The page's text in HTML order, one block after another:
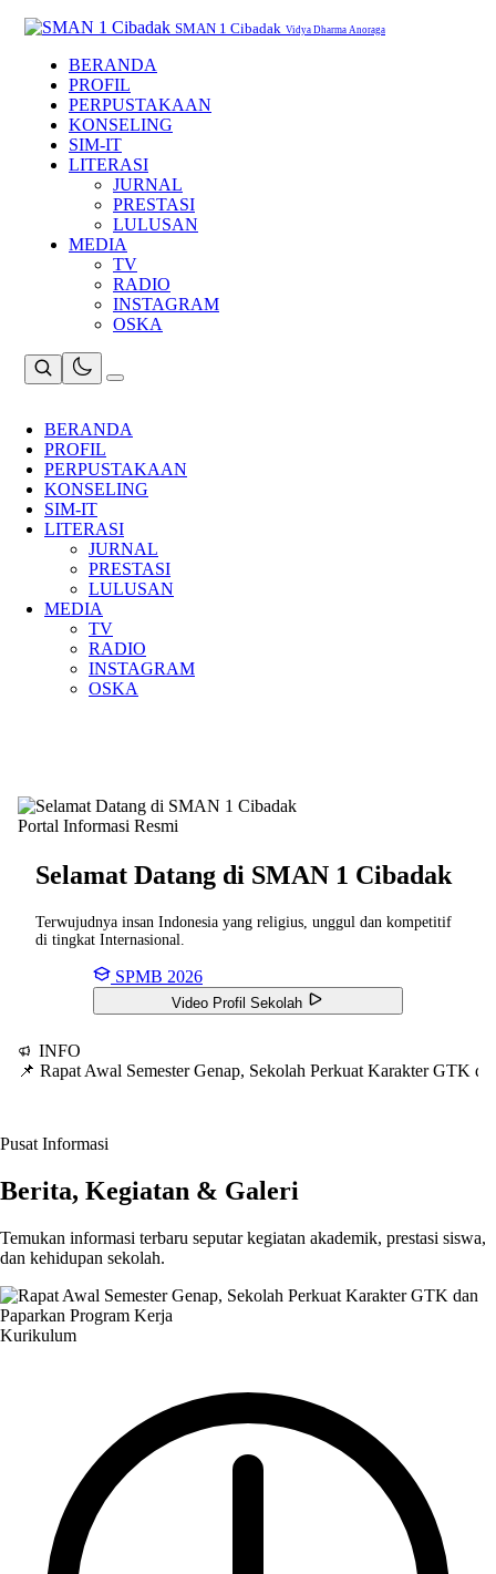
SMAN 1 Cibadak Vidya Dharma Anoraga
BERANDA
PROFIL
PERPUSTAKAAN
KONSELING
SIM-IT
LITERASI
JURNAL
PRESTASI
LULUSAN
MEDIA
TV
RADIO
INSTAGRAM
OSKA
BERANDA
PROFIL
PERPUSTAKAAN
KONSELING
SIM-IT
LITERASI
JURNAL
PRESTASI
LULUSAN
MEDIA
TV
RADIO
INSTAGRAM
OSKA
Portal Informasi Resmi
Selamat Datang di SMAN 1 Cibadak
Terwujudnya insan Indonesia yang religius, unggul dan kompetitif
di tingkat Internasional.
SPMB 2026
Video Profil Sekolah
INFO
📌 Rapat Awal Semester Genap, Sekolah Perkuat Karakter GTK
Pusat Informasi
Berita, Kegiatan & Galeri
Temukan informasi terbaru seputar kegiatan akademik, prestasi siswa,
dan kehidupan sekolah.
Kurikulum